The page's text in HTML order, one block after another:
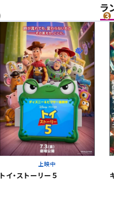
チケットの購入は下記リ
無料のワタシアターラ
北海道
東北
関東
ラ
上映中
トイ・ストーリー５
劇場を変更すると、
変更しないで続ける
上映日を変更すると
変更しないで続ける